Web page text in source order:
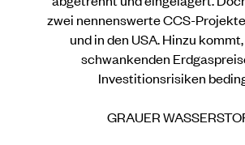
zwei nennenswerte CCS-
und in den USA. Hinzu
schwankenden
Investitionsrisiken
GRAUER